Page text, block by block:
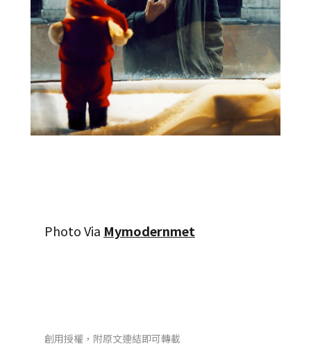
Photo Via Mymodernmet
創用授權，附原文連結即可轉載